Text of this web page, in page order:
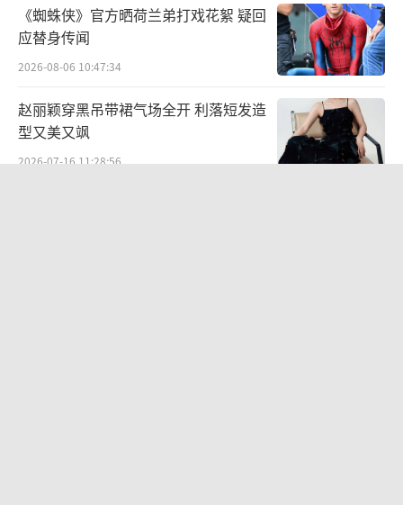
《蜘蛛侠》官方晒荷兰弟打戏花絮 疑回
应替身传闻
2026-08-06 10:47:34
赵丽颖穿黑吊带裙气场全开 利落短发造
型又美又飒
2026-07-16 11:28:56